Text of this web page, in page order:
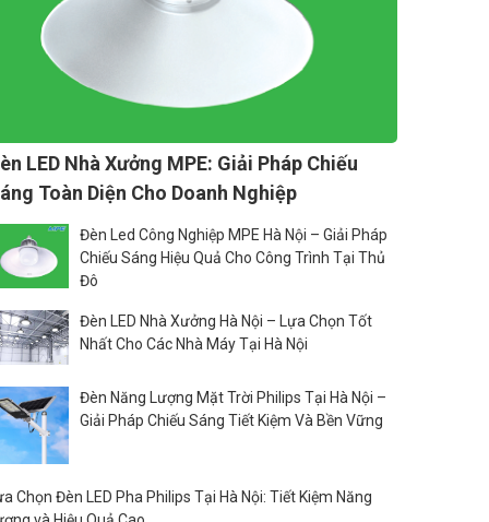
LED Nhà Xưởng MPE: Giải Pháp Chiếu
Toàn Diện Cho Doanh Nghiệp
Đèn Led Công Nghiệp MPE Hà Nội – Giải Pháp
Chiếu Sáng Hiệu Quả Cho Công Trình Tại Thủ
Đô
Đèn LED Nhà Xưởng Hà Nội – Lựa Chọn Tốt
Nhất Cho Các Nhà Máy Tại Hà Nội
Đèn Năng Lượng Mặt Trời Philips Tại Hà Nội –
Giải Pháp Chiếu Sáng Tiết Kiệm Và Bền Vững
Chọn Đèn LED Pha Philips Tại Hà Nội: Tiết Kiệm Năng